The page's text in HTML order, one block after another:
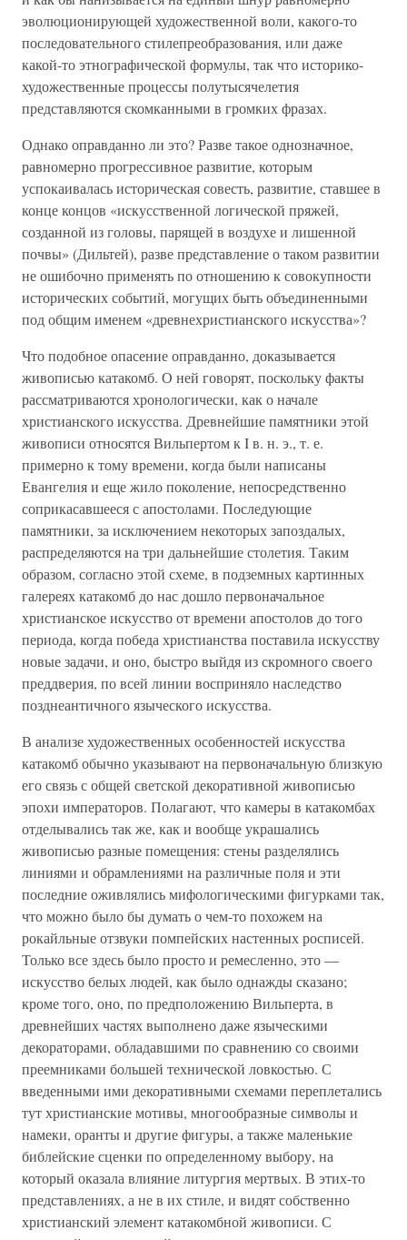
эволюционирующей художественной воли, какого-то
последовательного стилепреобразования, или даже
какой-то этнографической формулы, так что историко-
художественные процессы полутысячелетия
представляются скомканными в громких фразах.
Однако оправданно ли это? Разве такое однозначное,
равномерно прогрессивное развитие, которым
успокаивалась историческая совесть, развитие, ставшее в
конце концов «искусственной логической пряжей,
созданной из головы, парящей в воздухе и лишенной
почвы» (Дильтей), разве представление о таком развитии
не ошибочно применять по отношению к совокупности
исторических событий, могущих быть объединенными
под общим именем «древнехристианского искусства»?
Что подобное опасение оправданно, доказывается
живописью катакомб. О ней говорят, поскольку факты
рассматриваются хронологически, как о начале
христианского искусства. Древнейшие памятники этой
живописи относятся Вильпертом к I в. н. э., т. е.
примерно к тому времени, когда были написаны
Евангелия и еще жило поколение, непосредственно
соприкасавшееся с апостолами. Последующие
памятники, за исключением некоторых запоздалых,
распределяются на три дальнейшие столетия. Таким
образом, согласно этой схеме, в подземных картинных
галереях катакомб до нас дошло первоначальное
христианское искусство от времени апостолов до того
периода, когда победа христианства поставила искусству
новые задачи, и оно, быстро выйдя из скромного своего
преддверия, по всей линии восприняло наследство
позднеантичного языческого искусства.
В анализе художественных особенностей искусства
катакомб обычно указывают на первоначальную близкую
его связь с общей светской декоративной живописью
эпохи императоров. Полагают, что камеры в катакомбах
отделывались так же, как и вообще украшались
живописью разные помещения: стены разделялись
линиями и обрамлениями на различные поля и эти
последние оживлялись мифологическими фигурками так,
что можно было бы думать о чем-то похожем на
рокайльные отзвуки помпейских настенных росписей.
Только все здесь было просто и ремесленно, это —
искусство белых людей, как было однажды сказано;
кроме того, оно, по предположению Вильперта, в
древнейших частях выполнено даже языческими
декораторами, обладавшими по сравнению со своими
преемниками большей технической ловкостью. С
введенными ими декоративными схемами переплетались
тут христианские мотивы, многообразные символы и
намеки, оранты и другие фигуры, а также маленькие
библейские сценки по определенному выбору, на
который оказала влияние литургия мертвых. В этих-то
представлениях, а не в их стиле, и видят собственно
христианский элемент катакомбной живописи. С